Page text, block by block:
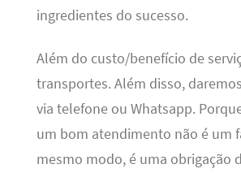
ingredientes do sucesso.
Além do custo/benefício de
transportes. Além disso,
via telefone ou Whatsapp.
um bom atendimento não é um
mesmo modo, é uma obrigação